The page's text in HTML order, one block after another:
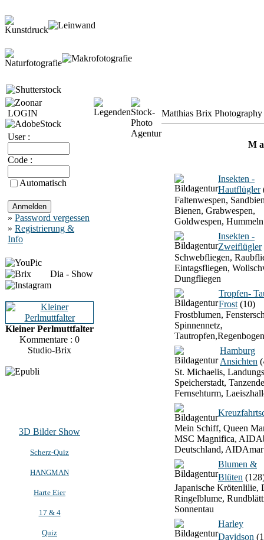
LOGIN
User :
Code :
Automatisch
» Password vergessen
» Registrierung &
Info
Dia - Show
Kleiner Perlmuttfalter
Kommentare : 0
Studio-Brix
3D Bilder Show
Scherz-Quiz
HANGMAN
Harte Eier
17 & 4
Quiz
Matthias Brix
M
Insekten -
Hautflügler
Faltenwespen,
Bienen, Grabwespen,
Goldwespen, Hummeln
Insekten -
Zweiflügler
Schwebfliegen,
Eintagsfliegen,
Dungfliegen
Tropfen-
Frost (10)
Frostblumen,
Spinnennetz,
Hamburg
Ansichten
St. Michaelis,
Speicherstadt,
Fernsehturm,
Mein Schiff, Queen
MSC Magnifica,
Deutschland, AIDAmar
Blumen &
Blüten
Japanische Krötenlilie,
Ringelblume,
Sonnentau
Harley
Davidson